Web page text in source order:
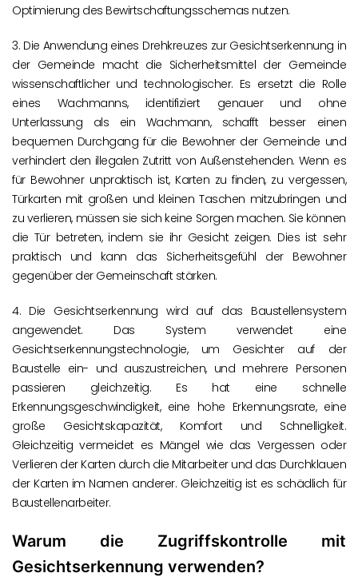
Optimierung des Bewirtschaftungsschemas nutzen.
3. Die Anwendung eines Drehkreuzes zur Gesichtserkennung in
der Gemeinde macht die Sicherheitsmittel der Gemeinde
wissenschaftlicher und technologischer. Es ersetzt die Rolle
eines Wachmanns, identifiziert genauer und ohne
Unterlassung als ein Wachmann, schafft besser einen
bequemen Durchgang für die Bewohner der Gemeinde und
verhindert den illegalen Zutritt von Außenstehenden. Wenn es
für Bewohner unpraktisch ist, Karten zu finden, zu vergessen,
Türkarten mit großen und kleinen Taschen mitzubringen und
zu verlieren, müssen sie sich keine Sorgen machen. Sie können
die Tür betreten, indem sie ihr Gesicht zeigen. Dies ist sehr
praktisch und kann das Sicherheitsgefühl der Bewohner
gegenüber der Gemeinschaft stärken.
4. Die Gesichtserkennung wird auf das Baustellensystem
angewendet. Das System verwendet eine
Gesichtserkennungstechnologie, um Gesichter auf der
Baustelle ein- und auszustreichen, und mehrere Personen
passieren gleichzeitig. Es hat eine schnelle
Erkennungsgeschwindigkeit, eine hohe Erkennungsrate, eine
große Gesichtskapazität, Komfort und Schnelligkeit.
Gleichzeitig vermeidet es Mängel wie das Vergessen oder
Verlieren der Karten durch die Mitarbeiter und das Durchklauen
der Karten im Namen anderer. Gleichzeitig ist es schädlich für
Baustellenarbeiter.
Warum die Zugriffskontrolle mit
Gesichtserkennung verwenden?